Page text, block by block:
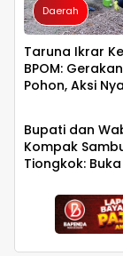
Daerah
Taruna Ikrar
BPOM:
Pohon, Aksi
Daerah
Bupati dan
Kompak
Tiongkok: